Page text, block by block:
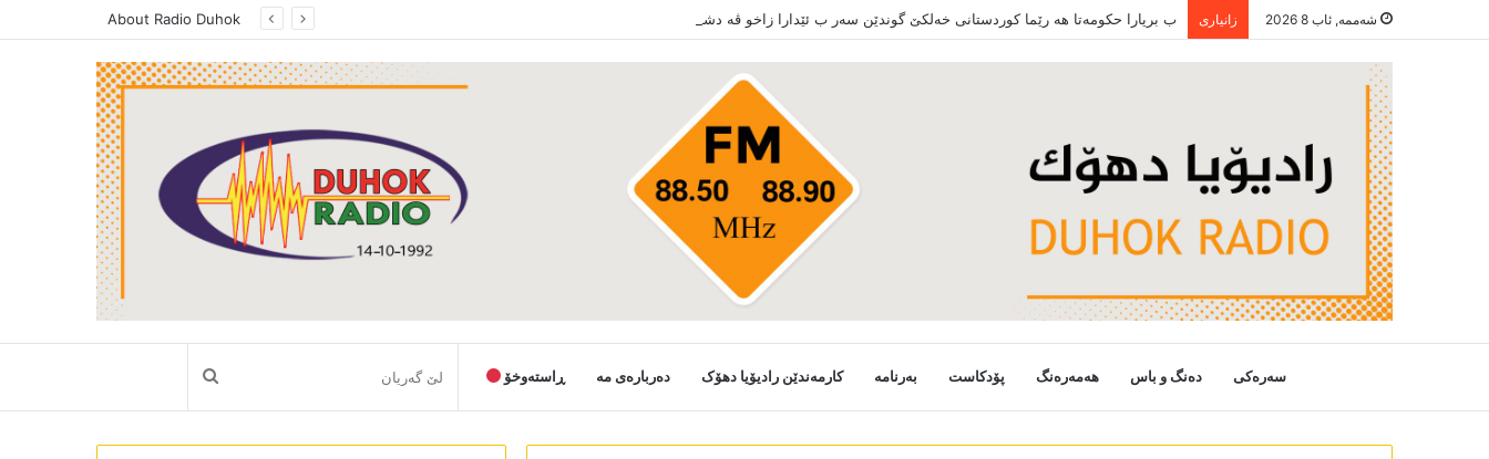
شەممە, ئاب 8 2026 زانیاری ب بریارا حکومەتا ھە رێما کوردستانی خەلکێ گوندێن سەر ب ئێدارا زاخو ڤە دشین سەرەدانا گوندیێن خو بکەن About Radio Duhok
سەرەکی دەنگ و باس هەمەرەنگ پۆدکاست بەرنامە کارمەندێن رادیۆیا دھۆک دەربارەی مە ڕاستەوخۆ لێ
گەریان